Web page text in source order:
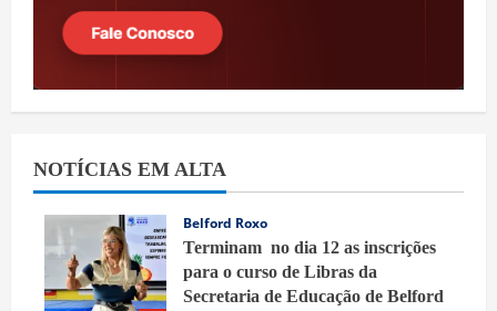
NOTÍCIAS EM ALTA
Belford Roxo
Terminam no dia 12 as inscrições
para o curso de Libras da
Secretaria de Educação de Belford